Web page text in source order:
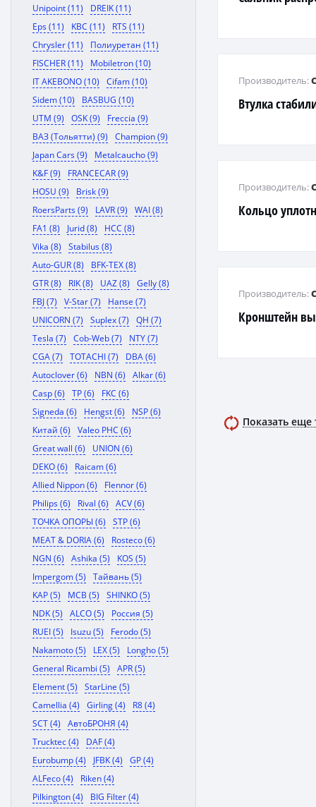
Unipoint (11)
DREIK (11)
Eps (11)
KBC (11)
RTS (11)
Chrysler (11)
Полиуретан (11)
FISCHER (11)
Mobiletron (10)
IT AKEBONO (10)
Cifam (10)
Sidem (10)
BASBUG (10)
UTM (9)
OSK (9)
Freccia (9)
ВАЗ (Тольятти) (9)
Champion (9)
Japan Cars (9)
Metalcaucho (9)
K&F (9)
FRANCECAR (9)
HOSU (9)
Brisk (9)
RoersParts (9)
LAVR (9)
WAI (8)
FA1 (8)
Jurid (8)
HCC (8)
Vika (8)
Stabilus (8)
Auto-GUR (8)
BFK-TEX (8)
GTR (8)
RIK (8) UAZ (8)
Gelly (8)
FBJ (7)
V-Star (7)
Hanse (7)
UNICORN (7)
Suplex (7)
QH (7)
Tesla (7)
Cob-Web (7)
NTY (7)
CGA (7)
TOTACHI (7)
DBA (6)
Autoclover (6)
NBN (6)
Alkar (6)
Casp (6)
TP (6)
FKC (6)
Signeda (6)
Hengst (6)
NSP (6)
Китай (6)
Valeo PHC (6)
Great wall (6)
UNION (6)
DEKO (6)
Raicam (6)
Allied Nippon (6)
Flennor (6)
Philips (6)
Rival (6)
ACV (6)
ТОЧКА ОПОРЫ (6)
STP (6)
MEAT & DORIA (6)
Rosteco (6)
NGN (6)
Ashika (5)
KOS (5)
Impergom (5)
Тайвань (5)
KAP (5)
MCB (5)
SHINKO (5)
NDK (5)
ALCO (5)
Россия (5)
RUEI (5)
Isuzu (5)
Ferodo (5)
Nakamoto (5)
LEX (5)
Longho (5)
General Ricambi (5)
APR (5)
Element (5)
StarLine (5)
Camellia (4)
Girling (4)
R8 (4)
SCT (4)
АвтоБРОНЯ (4)
Trucktec (4)
DAF (4)
Eurobump (4)
JFBK (4)
GP (4)
ALFeco (4)
Riken (4)
Pilkington (4)
BIG Filter (4)
Втулка
Производитель:
Кольцо
Производитель:
Кронштейн
Производитель:
Показать еще